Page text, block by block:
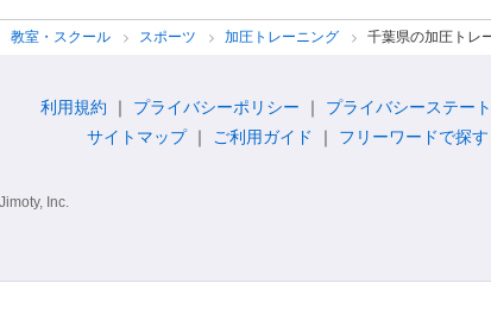
教室・スクール スポーツ 加圧トレーニング 千葉県の加圧トレ
利用規約 プライバシーポリシー プライバシーステー
サイトマップ
ご利用ガイド フリーワードで探す
Inc.